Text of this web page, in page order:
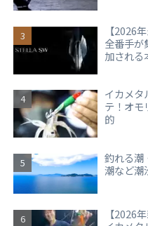
【2026
全番手が
加される
イカメタ
テ！オモ
的
釣れる潮
潮など潮
【2026